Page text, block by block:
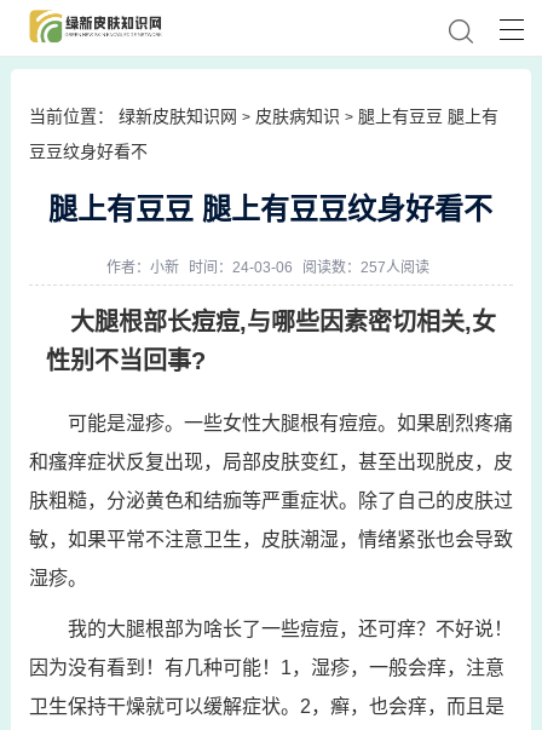
当前位置： 绿新皮肤知识网 > 皮肤病知识 > 腿上有豆豆 腿上有
豆豆纹身好看不
腿上有豆豆 腿上有豆豆纹身好看不
作者： 小新 时间：24-03-06 阅读数：257人阅读
大腿根部长痘痘,与哪些因素密切相关,女
性别不当回事?
可能是湿疹。一些女性大腿根有痘痘。如果剧烈疼痛
和瘙痒症状反复出现，局部皮肤变红，甚至出现脱皮，皮
肤粗糙，分泌黄色和结痂等严重症状。除了自己的皮肤过
敏，如果平常不注意卫生，皮肤潮湿，情绪紧张也会导致
湿疹。
我的大腿根部为啥长了一些痘痘，还可痒？不好说！
因为没有看到！有几种可能！1，湿疹，一般会痒，注意
卫生保持干燥就可以缓解症状。2，癣，也会痒，而且是